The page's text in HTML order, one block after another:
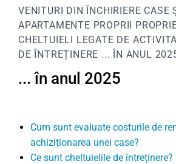
VENITURI DIN ÎNCHIRIERE CASE
APARTAMENTE PROPRII
CHELTUIELI LEGATE DE
DE ÎNTREȚINERE ... ÎN ANUL
... în anul 2025
Cum sunt evaluate costurile de
achiziționarea unei case?
Ce sunt cheltuielile de întreținere?